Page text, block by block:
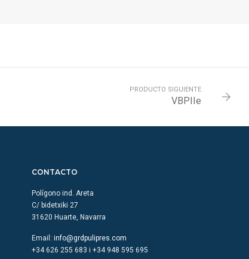
PRODUCTO SIGUIENTE
VBPIIe
CONTACTO
Polígono ind. Areta
C/ bidetxiki 27
31620 Huarte, Navarra
Email: info@grdpulipres.com
+34 626 255 683 i +34 948 595 695